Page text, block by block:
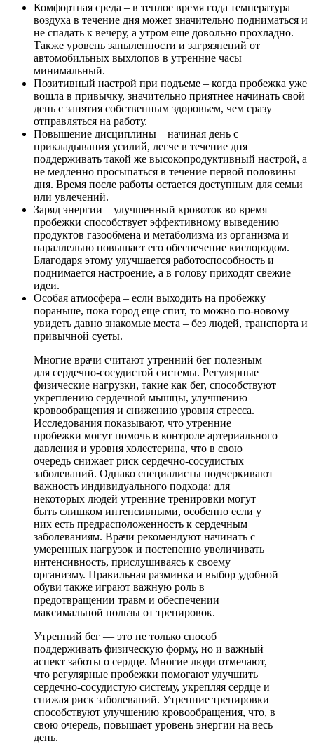
Комфортная среда – в теплое время года температура
воздуха в течение дня может значительно подниматься и
не спадать к вечеру, а утром еще довольно прохладно.
Также уровень запыленности и загрязнений от
автомобильных выхлопов в утренние часы
минимальный.
Позитивный настрой при подъеме – когда пробежка уже
вошла в привычку, значительно приятнее начинать свой
день с занятия собственным здоровьем, чем сразу
отправляться на работу.
Повышение дисциплины – начиная день с
прикладывания усилий, легче в течение дня
поддерживать такой же высокопродуктивный настрой, а
не медленно просыпаться в течение первой половины
дня. Время после работы остается доступным для семьи
или увлечений.
Заряд энергии – улучшенный кровоток во время
пробежки способствует эффективному выведению
продуктов газообмена и метаболизма из организма и
параллельно повышает его обеспечение кислородом.
Благодаря этому улучшается работоспособность и
поднимается настроение, а в голову приходят свежие
идеи.
Особая атмосфера – если выходить на пробежку
пораньше, пока город еще спит, то можно по-новому
увидеть давно знакомые места – без людей, транспорта и
привычной суеты.
Многие врачи считают утренний бег полезным
для сердечно-сосудистой системы. Регулярные
физические нагрузки, такие как бег, способствуют
укреплению сердечной мышцы, улучшению
кровообращения и снижению уровня стресса.
Исследования показывают, что утренние
пробежки могут помочь в контроле артериального
давления и уровня холестерина, что в свою
очередь снижает риск сердечно-сосудистых
заболеваний. Однако специалисты подчеркивают
важность индивидуального подхода: для
некоторых людей утренние тренировки могут
быть слишком интенсивными, особенно если у
них есть предрасположенность к сердечным
заболеваниям. Врачи рекомендуют начинать с
умеренных нагрузок и постепенно увеличивать
интенсивность, прислушиваясь к своему
организму. Правильная разминка и выбор удобной
обуви также играют важную роль в
предотвращении травм и обеспечении
максимальной пользы от тренировок.
Утренний бег — это не только способ
поддерживать физическую форму, но и важный
аспект заботы о сердце. Многие люди отмечают,
что регулярные пробежки помогают улучшить
сердечно-сосудистую систему, укрепляя сердце и
снижая риск заболеваний. Утренние тренировки
способствуют улучшению кровообращения, что, в
свою очередь, повышает уровень энергии на весь
день.